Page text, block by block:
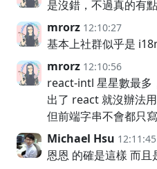
是沒錯，不過真的有
mrorz 12:10:27
基本上社群似乎是
mrorz 12:10:56
react-intl 星星數最多
出了 react 就沒辦法用
但前端字串不會都只
Michael Hsu 12:11:45
恩恩 的確是這樣 而